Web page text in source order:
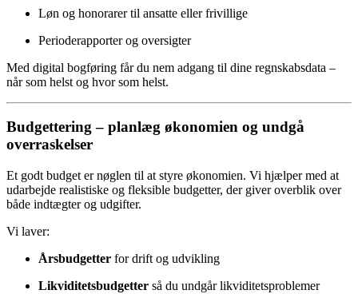
Løn og honorarer til ansatte eller frivillige
Perioderapporter og oversigter
Med digital bogføring får du nem adgang til dine regnskabsdata –
når som helst og hvor som helst.
Budgettering – planlæg økonomien og undgå
overraskelser
Et godt budget er nøglen til at styre økonomien. Vi hjælper med at
udarbejde realistiske og fleksible budgetter, der giver overblik over
både indtægter og udgifter.
Vi laver:
Årsbudgetter for drift og udvikling
Likviditetsbudgetter så du undgår likviditetsproblemer